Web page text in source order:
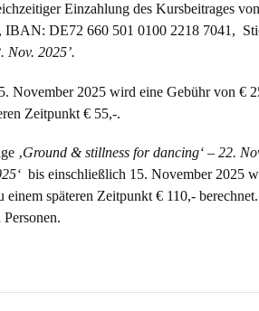
Einzahlung des Kursbeitrages
IBAN: DE72 660 501 0100 2218 7041,
Nov. 2025’.
November 2025 wird eine Gebühr von €
Zeitpunkt € 55,-.
‚Ground & stillness for dancing‘ – 22.
bis einschließlich 15. November 2025
späteren Zeitpunkt € 110,-